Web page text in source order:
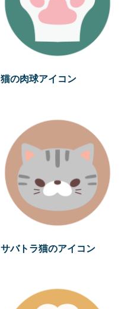
猫の肉球アイコン
サバトラ猫のアイコン